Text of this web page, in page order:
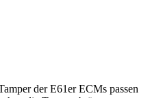
der E61er ECMs passen